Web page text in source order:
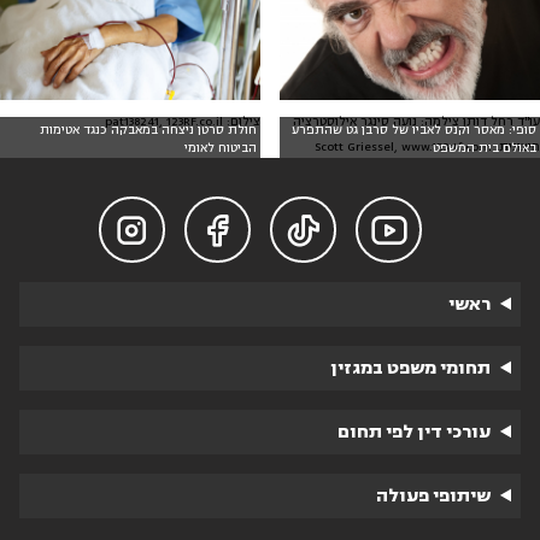
סופי: מאסר וקנס לאביו של סרבן גט שהתפרע
באולם בית המשפט
עו"ד רחל דותן צילמה: נועה סינגר אילוסטרציה
חיצונית: Scott Griessel, www.123rtf.com
חולת סרטן ניצחה במאבקה כנגד אטימות
הביטוח לאומי
צילום: pat138241, 123RF.co.il




ראשי
תחומי משפט במגזין
עורכי דין לפי תחום
שיתופי פעולה